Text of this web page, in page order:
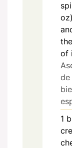
of
de
1